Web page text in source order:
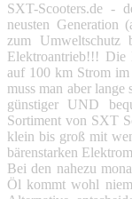
SXT-Scooters.de -
neusten Generation
zum Umweltschutz
Elektroantrieb!!! Die
auf 100 km Strom
muss man aber
günstiger UND
Sortiment von SXT
klein bis groß mit
bärenstarken
Bei den nahezu
Öl kommt wohl